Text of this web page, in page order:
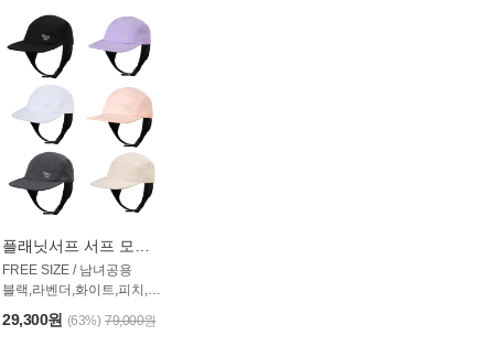
플래닛서프 서프 모자 UAC007PS
FREE SIZE / 남녀공용
블랙,라벤더,화이트,피치,그레이,오트밀 6컬러
29,300원 (63%) 79,000원